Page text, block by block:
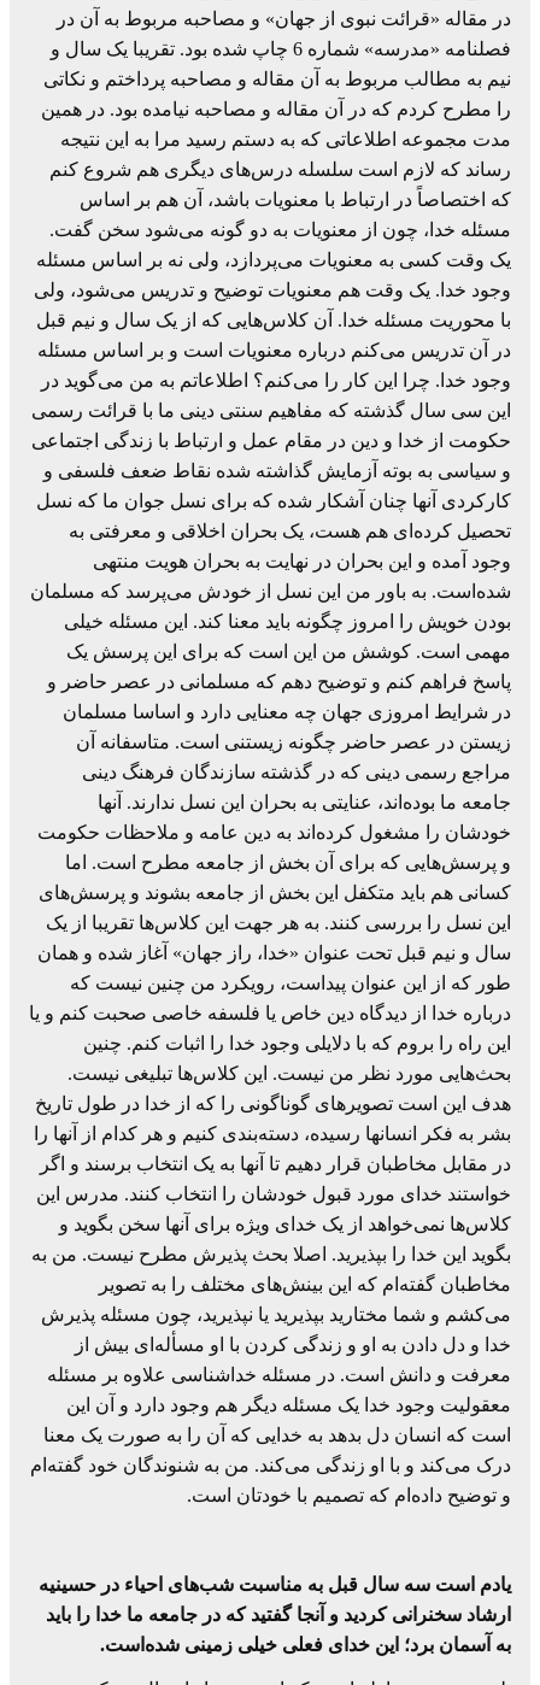
در مقاله «قرائت نبوی از جهان» و مصاحبه مربوط به آن در
فصلنامه «مدرسه» شماره 6 چاپ شده بود. تقریبا یک سال و
نیم به مطالب مربوط به آن مقاله و مصاحبه پرداختم و نکاتی
را مطرح کردم که در آن مقاله و مصاحبه نیامده بود. در همین
مدت مجموعه اطلاعاتی که به دستم رسید مرا به این نتیجه
رساند که لازم است سلسله درس‌‌های دیگری هم شروع کنم
که اختصاصاً در ارتباط با معنویات باشد، آن هم بر اساس
مسئله خدا، چون از معنویات به دو گونه می‌شود سخن گفت.
یک وقت کسی به معنویات می‌پردازد، ولی نه بر اساس مسئله
وجود خدا. یک وقت هم معنویات توضیح و تدریس می‌شود، ولی
با محوریت مسئله خدا. آن کلاس‌هایی که از یک سال و نیم قبل
در آن تدریس می‌کنم درباره معنویات است و بر اساس مسئله
وجود خدا. چرا این کار را می‌کنم؟ اطلاعاتم به من می‌گوید در
این سی سال گذشته که مفاهیم سنتی دینی ما با قرائت رسمی
حکومت از خدا و دین در مقام عمل و ارتباط با زندگی اجتماعی
و سیاسی به بوته آزمایش گذاشته شده نقاط ضعف فلسفی و
کارکردی آنها چنان آشکار شده‌ که برای نسل جوان ما که نسل
تحصیل کرده‌ای هم هست، یک بحران اخلاقی و معرفتی به
وجود آمده و این بحران در نهایت به بحران هویت منتهی
شده‌است. به باور من این نسل از خودش می‌پرسد که مسلمان
بودن خویش را امروز چگونه باید معنا کند. این مسئله خیلی
مهمی است. کوشش من این است که برای این پرسش یک
پاسخ فراهم کنم و توضیح دهم که مسلمانی در عصر حاضر و
در شرایط امروزی جهان چه معنایی دارد و اساسا مسلمان
زیستن در عصر حاضر چگونه زیستنی است. متاسفانه آن
مراجع رسمی دینی که در گذشته سازندگان فرهنگ دینی
جامعه ما بوده‌اند، عنایتی به بحران این نسل ندارند. آنها
خودشان را مشغول کرده‌اند به دین عامه و ملاحظات حکومت
و پرسش‌هایی که برای آن بخش از جامعه مطرح است. اما
کسانی هم باید متکفل این بخش از جامعه بشوند و پرسش‌های
این نسل را بررسی کنند. به هر جهت این کلاس‌ها تقریبا از یک
سال و نیم قبل تحت عنوان «خدا، راز جهان» آغاز شده و همان
طور که از این عنوان پیداست، رویکرد من چنین نیست که
درباره خدا از دیدگاه دین خاص یا فلسفه خاصی صحبت کنم و یا
این راه را بروم که با دلایلی وجود خدا را اثبات کنم. چنین
بحث‌هایی مورد نظر من نیست. این کلاس‌ها تبلیغی نیست.
هدف این است تصویرهای گوناگونی را که از خدا در طول تاریخ
بشر به فکر انسانها رسیده، دسته‌بندی کنیم و هر کدام از آنها را
در مقابل مخاطبان قرار دهیم تا آنها به یک انتخاب برسند و اگر
خواستند خدای مورد قبول خودشان را انتخاب کنند. مدرس این
کلاس‌ها نمی‌خواهد از یک خدای ویژه برای آنها سخن بگوید و
بگوید این خدا را بپذیرید. اصلا بحث پذیرش مطرح نیست. من به
مخاطبان گفته‌ام که این بینش‌های مختلف را به تصویر
می‌کشم و شما مختارید بپذیرید یا نپذیرید، چون مسئله پذیرش
خدا و دل دادن به او و زندگی کردن با او مسأله‌ای بیش از
معرفت و دانش است. در مسئله خداشناسی علاوه بر مسئله
معقولیت وجود خدا یک مسئله دیگر هم وجود دارد و آن این
است که انسان دل بدهد به خدایی که آن را به صورت یک معنا
درک می‌کند و با او زندگی می‌کند. من به شنوندگان خود گفته‌ام
و توضیح داده‌ام که تصمیم با خودتان است.
یادم است سه سال قبل به مناسبت شب‌های احیاء در حسینیه
ارشاد سخنرانی کردید و آنجا گفتید که در جامعه ما خدا را باید
به آسمان برد؛ این خدای فعلی خیلی زمینی شده‌است.